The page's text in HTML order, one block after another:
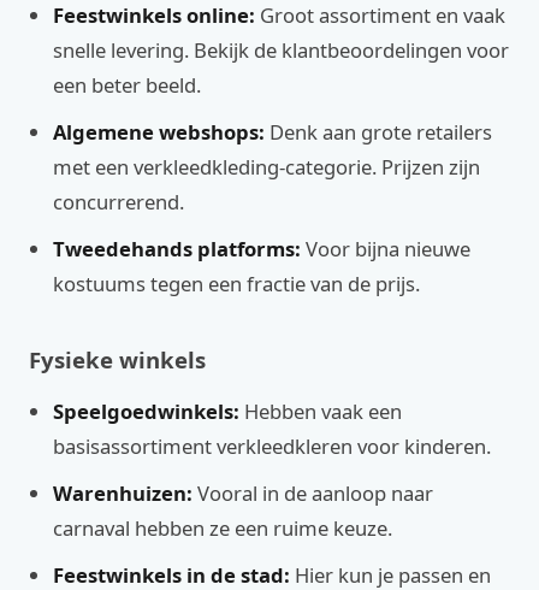
Feestwinkels online: Groot assortiment en vaak
snelle levering. Bekijk de klantbeoordelingen voor
een beter beeld.
Algemene webshops: Denk aan grote retailers
met een verkleedkleding-categorie. Prijzen zijn
concurrerend.
Tweedehands platforms: Voor bijna nieuwe
kostuums tegen een fractie van de prijs.
Fysieke winkels
Speelgoedwinkels: Hebben vaak een
basisassortiment verkleedkleren voor kinderen.
Warenhuizen: Vooral in de aanloop naar
carnaval hebben ze een ruime keuze.
Feestwinkels in de stad: Hier kun je passen en